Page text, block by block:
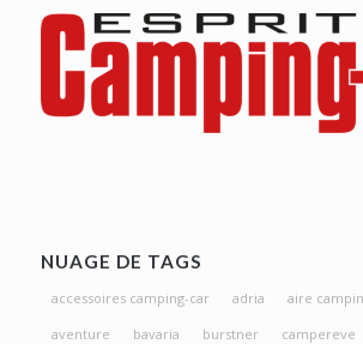
NUAGE DE TAGS
accessoires camping-car adria aire
aventure
bavaria burstner campereve